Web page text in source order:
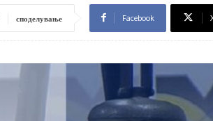
споделување Facebook